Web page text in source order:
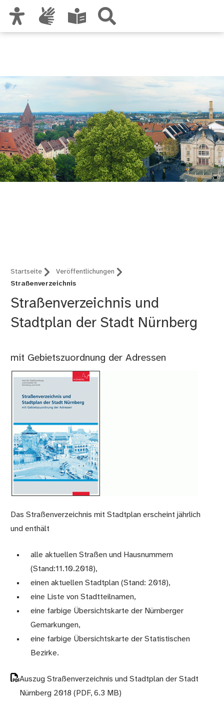
Startseite
Veröffentlichungen
Straßenverzeichnis
Straßenverzeichnis und
Stadtplan der Stadt Nürnberg
mit Gebietszuordnung der Adressen
Das Straßenverzeichnis mit Stadtplan erscheint jährlich
und enthält
alle aktuellen Straßen und Hausnummern
(Stand:11.10.2018),
einen aktuellen Stadtplan (Stand: 2018),
eine Liste von Stadtteilnamen,
eine farbige Übersichtskarte der Nürnberger
Gemarkungen,
eine farbige Übersichtskarte der Statistischen
Bezirke.
Auszug Straßenverzeichnis und Stadtplan der Stadt
Nürnberg 2018(PDF, 6.3 MB)